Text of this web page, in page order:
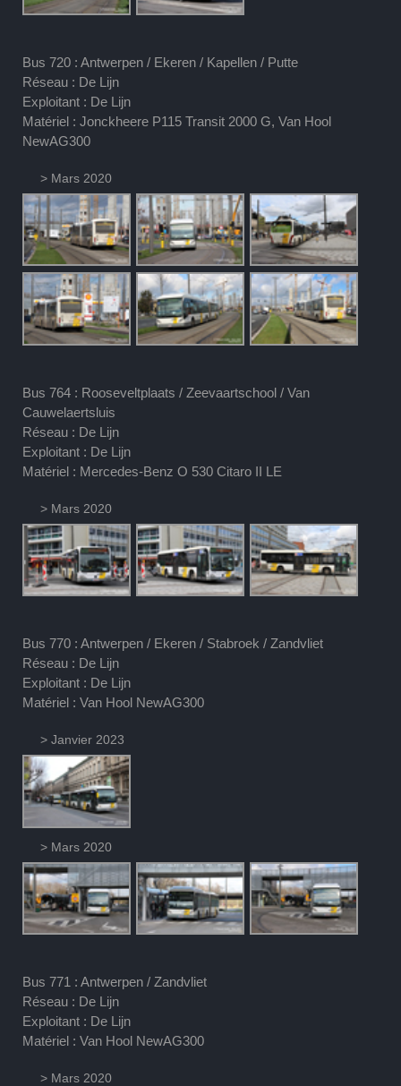
Bus 720 : Antwerpen / Ekeren / Kapellen / Putte
Réseau : De Lijn
Exploitant : De Lijn
Matériel : Jonckheere P115 Transit 2000 G, Van Hool
NewAG300
> Mars 2020
Bus 764 : Rooseveltplaats / Zeevaartschool / Van
Cauwelaertsluis
Réseau : De Lijn
Exploitant : De Lijn
Matériel : Mercedes-Benz O 530 Citaro II LE
> Mars 2020
Bus 770 : Antwerpen / Ekeren / Stabroek / Zandvliet
Réseau : De Lijn
Exploitant : De Lijn
Matériel : Van Hool NewAG300
> Janvier 2023
> Mars 2020
Bus 771 : Antwerpen / Zandvliet
Réseau : De Lijn
Exploitant : De Lijn
Matériel : Van Hool NewAG300
> Mars 2020